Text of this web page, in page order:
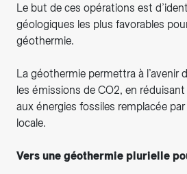
Le but de ces opérations est
géologiques les plus favorables
géothermie.
La géothermie permettra à l’avenir
les émissions de CO2, en
aux énergies fossiles remplacée par
locale.
Vers une géothermie plurielle